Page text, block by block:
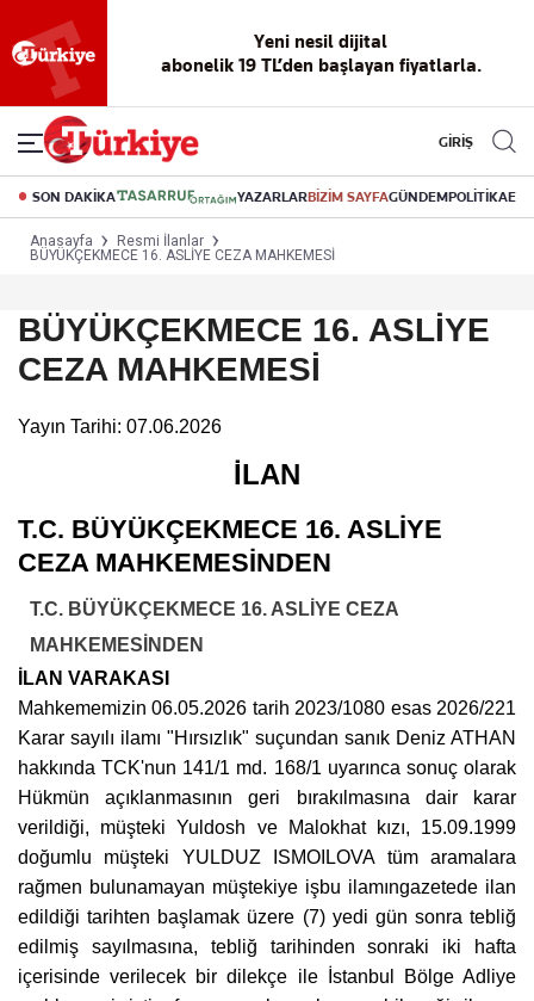
Yeni nesil dijital
abonelik 19 TL’den başlayan fiyatlarla.
GİRİŞ
SON DAKİKA YAZARLARBİZİM SAYFAGÜNDEMPOLİTİKA
Anasayfa
Resmi İlanlar
BÜYÜKÇEKMECE 16. ASLİYE CEZA MAHKEMESİ
BÜYÜKÇEKMECE 16. ASLİYE
CEZA MAHKEMESİ
Yayın Tarihi: 07.06.2026
İLAN
T.C. BÜYÜKÇEKMECE 16. ASLİYE
CEZA MAHKEMESİNDEN
T.C. BÜYÜKÇEKMECE 16. ASLİYE CEZA
MAHKEMESİNDEN
İLAN VARAKASI
Mahkememizin 06.05.2026 tarih 2023/1080 esas 2026/221
Karar sayılı ilamı "Hırsızlık" suçundan sanık Deniz ATHAN
hakkında TCK'nun 141/1 md. 168/1 uyarınca sonuç olarak
Hükmün açıklanmasının geri bırakılmasına dair karar
verildiği, müşteki Yuldosh ve Malokhat kızı, 15.09.1999
doğumlu müşteki YULDUZ ISMOILOVA tüm aramalara
rağmen bulunamayan müştekiye işbu ilamıngazetede ilan
edildiği tarihten başlamak üzere (7) yedi gün sonra tebliğ
edilmiş sayılmasına, tebliğ tarihinden sonraki iki hafta
içerisinde verilecek bir dilekçe ile İstanbul Bölge Adliye